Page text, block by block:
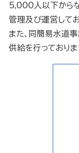
5,000人以下から
管理及び運営してお
また、同簡易水道
供給を行っておりま